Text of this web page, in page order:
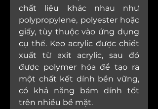
chất liệu khác nhau như
polypropylene, polyester hoặc
giấy, tùy thuộc vào ứng dụng
cụ thể. Keo acrylic được chiết
xuất từ axit acrylic, sau đó
được polymer hóa để tạo ra
một chất kết dính bền vững,
có khả năng bám dính tốt
trên nhiều bề mặt.